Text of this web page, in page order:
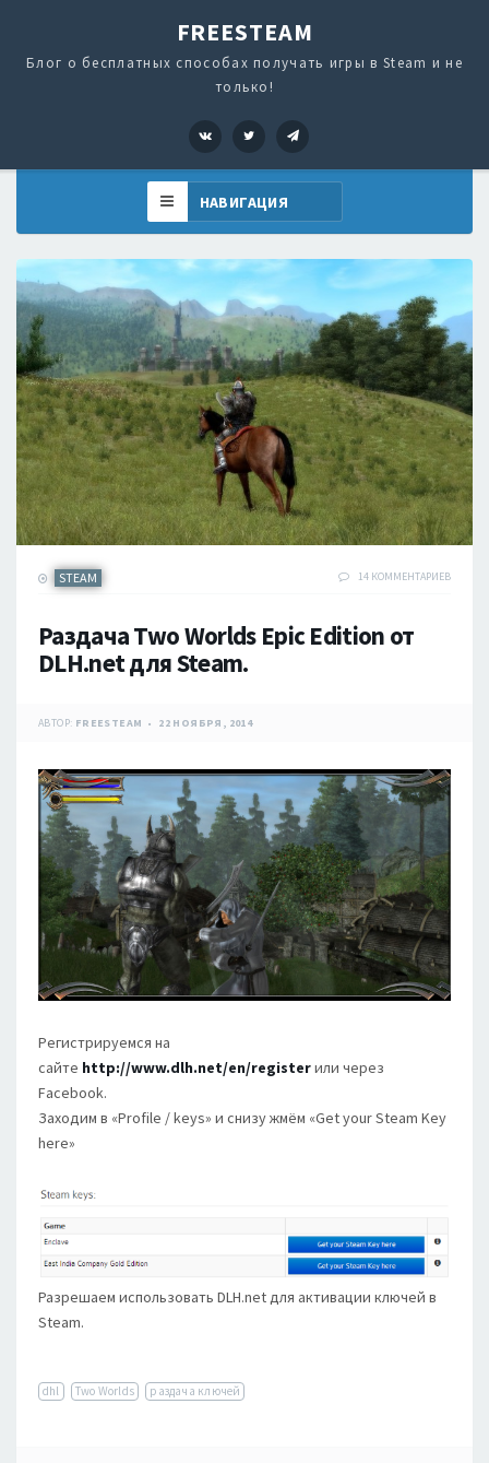
FREESTEAM
Блог о бесплатных способах получать игры в Steam и не
только!
VK Twitter
STEAM 14 КОММЕНТАРИЕВ
Раздача Two Worlds Epic Edition от
DLH.net для Steam.
АВТОР: FREESTEAM 22 НОЯБРЯ, 2014
Регистрируемся на
сайте http://www.dlh.net/en/registerили через
Facebook.
Заходим в «Profile / keys» и снизу жмём «Get your Steam Key
here»
Разрешаем использовать DLH.net для активации ключей в
Steam.
dhl Two Worlds раздача ключей